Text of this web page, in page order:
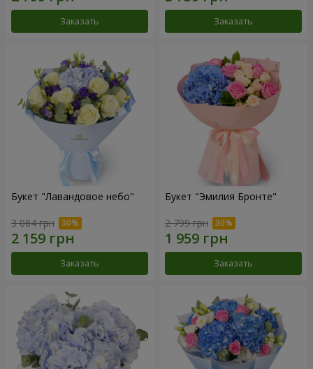
Заказать Заказать
Букет "Лавандовое небо"
3 084 грн
Заказать
Букет "Эмилия Бронте"
2 799 грн
Заказать